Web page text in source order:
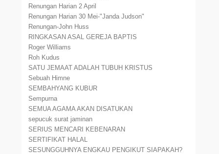
Renungan Harian 2 April
Renungan Harian 30 Mei-"Janda Judson"
Renungan-John Huss
RINGKASAN ASAL GEREJA BAPTIS
Roger Williams
Roh Kudus
SATU JEMAAT ADALAH TUBUH KRISTUS
Sebuah Himne
SEMBAHYANG KUBUR
Sempurna
SEMUA AGAMA AKAN DISATUKAN
sepucuk surat jaminan
SERIUS MENCARI KEBENARAN
SERTIFIKAT HALAL
SESUNGGUHNYA ENGKAU PENGIKUT SIAPAKAH?